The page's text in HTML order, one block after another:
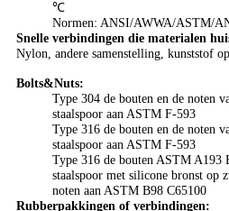
℃
Normen: ANSI/AWWA/ASTM/
Snelle verbindingen die materialen
Nylon, andere samenstelling, kunststof
Bolts&Nuts:
Type 304 de bouten en de noten
staalspoor aan ASTM F-593
Type 316 de bouten en de noten
staalspoor aan ASTM F-593
Type 316 de bouten ASTM A193
staalspoor met silicone bronst op
noten aan ASTM B98 C65100
Rubberpakkingen of verbindingen: